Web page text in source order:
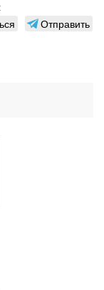
Отправить